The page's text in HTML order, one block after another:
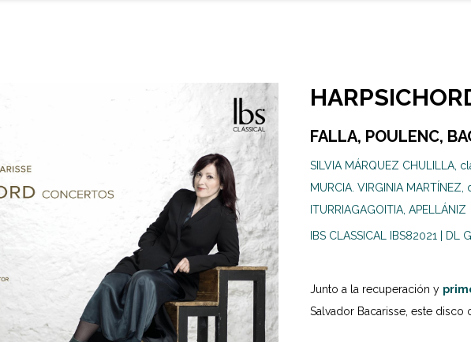
FALLA, POULENC,
SILVIA MÁRQUEZ CHULILLA,
MURCIA. VIRGINIA MARTÍNEZ,
ITURRIAGAGOITIA, APELLÁNIZ
IBS CLASSICAL IBS82021 | DL
Junto a la recuperación y
Salvador Bacarisse, este